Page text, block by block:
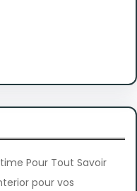
Pour Tout Savoir
pour vos